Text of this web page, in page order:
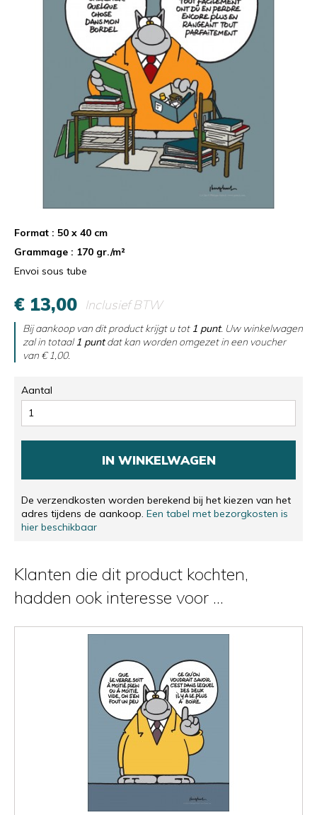
Format : 50 x 40 cm
Grammage : 170 gr./m²
Envoi sous tube
€ 13,00 Inclusief BTW
Bij aankoop van dit product krijgt u tot 1 punt. Uw winkelwagen
zal in totaal1 puntdat kan worden omgezet in een voucher
van € 1,00.
Aantal
IN WINKELWAGEN
De verzendkosten worden berekend bij het kiezen van het
adres tijdens de aankoop. Een tabel met bezorgkosten is
hier beschikbaar
Klanten die dit product kochten,
hadden ook interesse voor ...